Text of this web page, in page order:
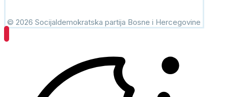
© 2026 Socijaldemokratska partija Bosne i Hercegovine